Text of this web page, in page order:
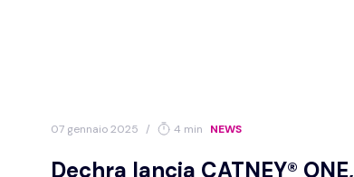
07 gennaio 2025 / 4 min NEWS
Dechra lancia CATNEY® ONE,